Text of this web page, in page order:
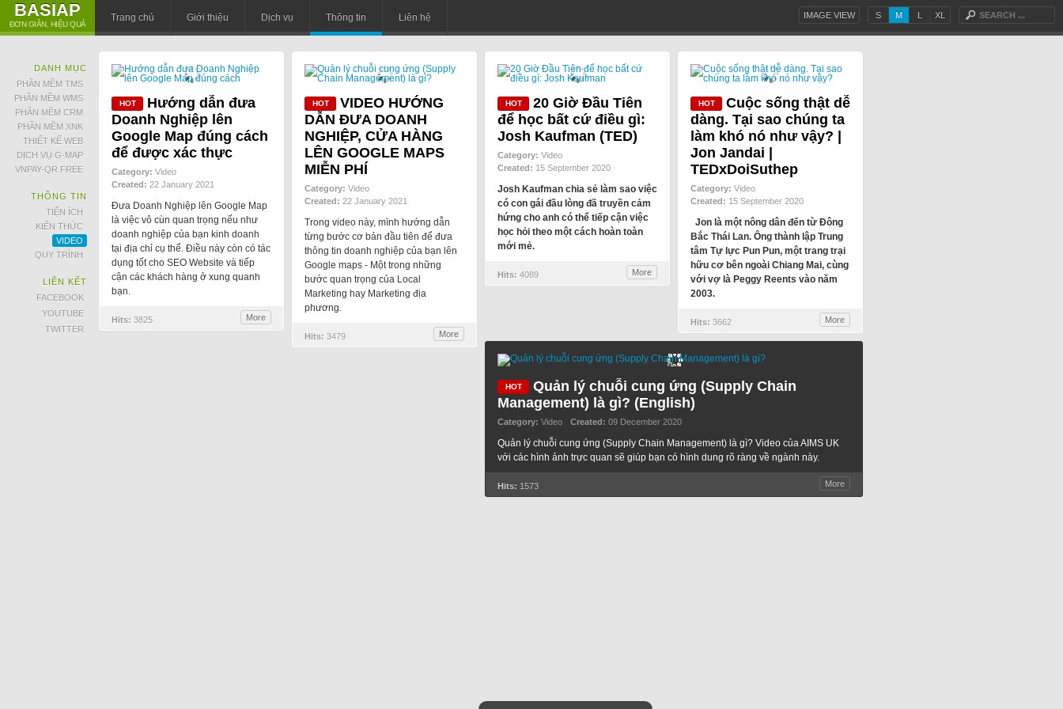
BASIAP
ĐƠN GIẢN, HIỆU QUẢ
Trang chủ Giới thiệu Dịch vụ Thông tin Liên hệ IMAGE VIEW S M L XL
Hướng dẫn đưa
Doanh Nghiệp lên
Google Map đúng cách
để được xác thực
Category: Video
Created: 22 January 2021
Đưa Doanh Nghiệp lên Google Map
là việc vô cùn quan trọng nếu như
doanh nghiệp của bạn kinh doanh
tại địa chỉ cụ thể. Điều này còn có tác
dụng tốt cho SEO Website và tiếp
cận các khách hàng ở xung quanh
bạn.
Hits: 3825 More
VIDEO HƯỚNG
DẪN ĐƯA DOANH
NGHIỆP, CỬA HÀNG
LÊN GOOGLE MAPS
MIỄN PHÍ
Category: Video
Created: 22 January 2021
Trong video này, mình hướng dẫn
từng bước cơ bản đầu tiên để đưa
thông tin doanh nghiệp của bạn lên
Google maps - Một trong những
bước quan trọng của Local
Marketing hay Marketing địa
phương.
Hits: 3479 More
20 Giờ Đầu Tiên
để học bất cứ điều gì:
Josh Kaufman (TED)
Category: Video
Created: 15 September 2020
Josh Kaufman chia sẻ làm sao việc
có con gái đầu lòng đã truyền cảm
hứng cho anh có thể tiếp cận việc
học hỏi theo một cách hoàn toàn
mới mẻ.
Hits: 4089 More
Cuộc sống thật dễ
dàng. Tại sao chúng ta
làm khó nó như vậy? |
Jon Jandai |
TEDxDoiSuthep
Category: Video
Created: 15 September 2020
Jon là một nông dân đến từ Đông
Bắc Thái Lan. Ông thành lập Trung
tâm Tự lực Pun Pun, một trang trại
hữu cơ bên ngoài Chiang Mai, cùng
với vợ là Peggy Reents vào năm
2003.
Hits: 3662 More
Quản lý chuỗi cung ứng (Supply Chain
Management) là gì? (English)
Category: Video Created: 09 December 2020
Quản lý chuỗi cung ứng (Supply Chain Management) là gì? Video của AIMS UK
với các hình ảnh trực quan sẽ giúp bạn có hình dung rõ ràng về ngành này.
Hits: 1573 More
DANH MỤC
PHẦN MỀM TMS
PHẦN MỀM WMS
PHẦN MỀM CRM
PHẦN MỀM XNK
THIẾT KẾ WEB
DỊCH VỤ G-MAP
VNPAY-QR FREE
THÔNG TIN
TIỆN ÍCH
KIẾN THỨC
VIDEO
QUY TRÌNH
LIÊN KẾT
FACEBOOK
YOUTUBE
TWITTER